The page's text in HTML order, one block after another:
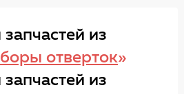
из
отверток»
из